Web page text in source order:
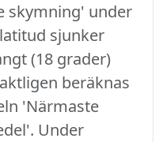
skymning' under
sjunker
(18 grader)
beräknas
'Närmaste
Under